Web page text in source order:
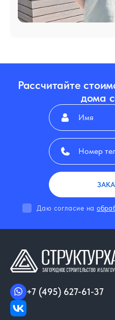
Рассчитайте
дома
Даю согласие на
+7 (495) 627-61-37